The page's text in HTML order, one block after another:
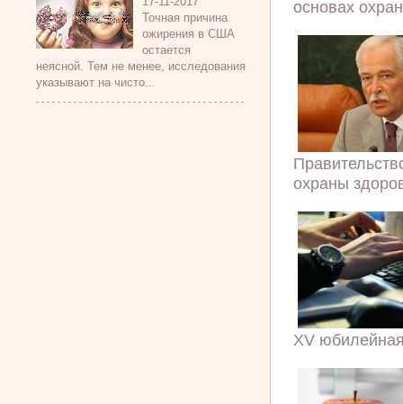
Точная причина
ожирения в США
остается
неясной. Тем не менее, исследования
указывают на чисто...
основах
охраны
XV